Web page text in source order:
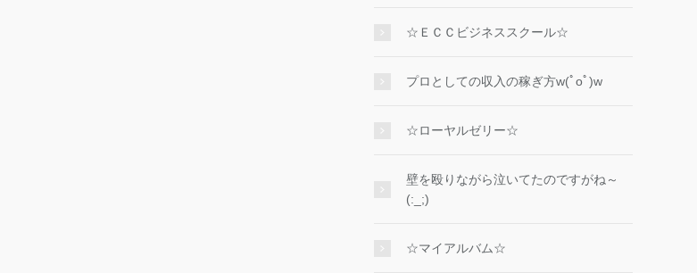
☆ＥＣＣビジネススクール☆
プロとしての収入の稼ぎ方w(ﾟoﾟ)w
☆ローヤルゼリー☆
壁を殴りながら泣いてたのですがね～
(:_;)
☆マイアルバム☆